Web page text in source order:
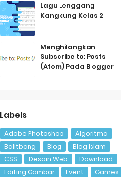
Lagu Lenggang
Kangkung Kelas 2
Menghilangkan
Subscribe to: Posts
(Atom) Pada Blogger
Labels
Adobe Photoshop
Algoritma
Balitbang
Blog
Blog Islam
CSS
Desain Web
Download
Editing Gambar
Event
Games